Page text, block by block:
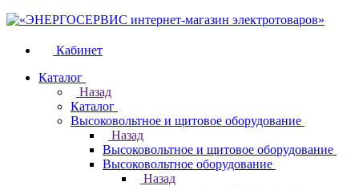
Кабинет
Каталог
Назад
Каталог
Высоковольтное и щитовое оборудование
Назад
Высоковольтное и щитовое оборудование
Высоковольтное оборудование
Назад